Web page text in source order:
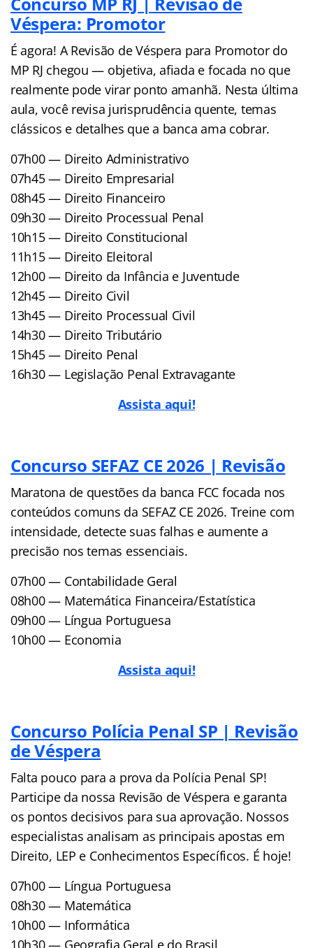
Véspera: Promotor
É agora! A Revisão de Véspera para Promotor do
MP RJ chegou — objetiva, afiada e focada no que
realmente pode virar ponto amanhã. Nesta última
aula, você revisa jurisprudência quente, temas
clássicos e detalhes que a banca ama cobrar.
07h00 — Direito Administrativo
07h45 — Direito Empresarial
08h45 — Direito Financeiro
09h30 — Direito Processual Penal
10h15 — Direito Constitucional
11h15 — Direito Eleitoral
12h00 — Direito da Infância e Juventude
12h45 — Direito Civil
13h45 — Direito Processual Civil
14h30 — Direito Tributário
15h45 — Direito Penal
16h30 — Legislação Penal Extravagante
Assista aqui!
Concurso SEFAZ CE 2026 | Revisão
Maratona de questões da banca FCC focada nos
conteúdos comuns da SEFAZ CE 2026. Treine com
intensidade, detecte suas falhas e aumente a
precisão nos temas essenciais.
07h00 — Contabilidade Geral
08h00 — Matemática Financeira/Estatística
09h00 — Língua Portuguesa
10h00 — Economia
Assista aqui!
Concurso Polícia Penal SP | Revisão
de Véspera
Falta pouco para a prova da Polícia Penal SP!
Participe da nossa Revisão de Véspera e garanta
os pontos decisivos para sua aprovação. Nossos
especialistas analisam as principais apostas em
Direito, LEP e Conhecimentos Específicos. É hoje!
07h00 — Língua Portuguesa
08h30 — Matemática
10h00 — Informática
10h30 — Geografia Geral e do Brasil